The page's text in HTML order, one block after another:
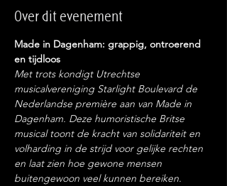
Over dit evenement
Made in Dagenham: grappig, ontroerend
Met trots kondigt Utrechtse
musicalvereniging Starlight Boulevard de
Nederlandse première aan van Made in
Dagenham. Deze humoristische Britse
musical toont de kracht van solidariteit en
volharding in de strijd voor gelijke rechten
en laat zien hoe gewone mensen
buitengewoon veel kunnen bereiken.